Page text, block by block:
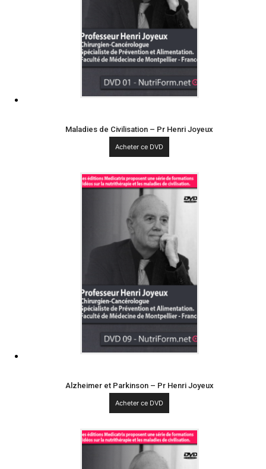
Maladies de Civilisation – Pr Henri Joyeux
Acheter ce DVD
Alzheimer et Parkinson – Pr Henri Joyeux
Acheter ce DVD